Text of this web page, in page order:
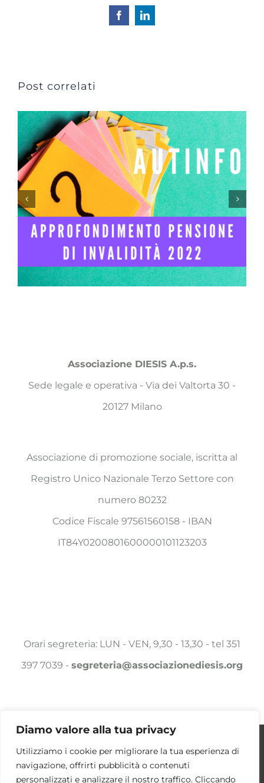
Diamo valore alla tua privacy
Utilizziamo i cookie per migliorare la tua esperienza di
navigazione, offrirti pubblicità o contenuti
personalizzati e analizzare il nostro traffico. Cliccando
FacebookLinkedIn
Post correlati
Associazione DIESIS A.p.s.
Sede legale e operativa - Via dei Valtorta 30 -
20127 Milano
Associazione di promozione sociale, iscritta al
Registro Unico Nazionale Terzo Settore con
numero 80232
Codice Fiscale 97561560158 - IBAN
IT84Y0200801600000101123203
Orari segreteria: LUN - VEN, 9,30 - 13,30 - tel 351
397 7039 - segreteria@associazionediesis.org
© Copyright 2025 - 2026 Associazione DIESIS a.p.s. | ALL
tu possa avere la migliore esperienza sul